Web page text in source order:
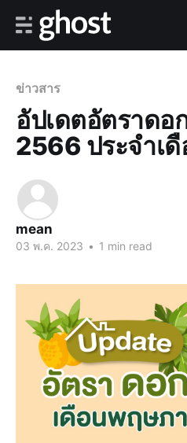
ข่าวสาร
อัปเดตอัตราดอ
2566 ประจำเ
mean
03 พ.ค. 2023 • 1 min read